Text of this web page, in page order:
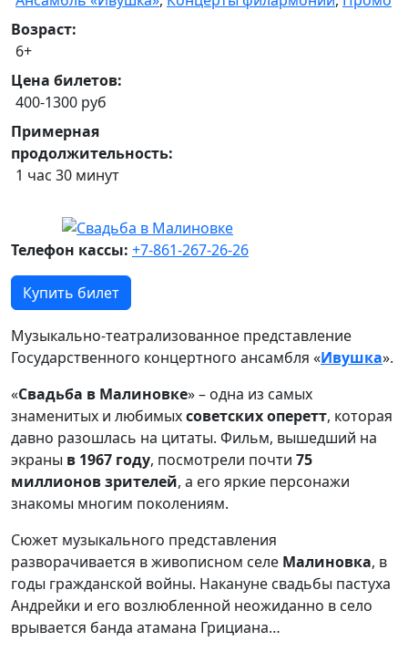
Возраст:
6+
Цена билетов:
400-1300 руб
Примерная
продолжительность:
1 час 30 минут
Телефон кассы: +7-861-267-26-26
Купить билет
Музыкально-театрализованное представление
Государственного концертного ансамбля «Ивушка».
«Свадьба в Малиновке» – одна из самых
знаменитых и любимыхсоветских оперетт, которая
давно разошлась на цитаты. Фильм, вышедший на
экраны в 1967 году, посмотрели почти 75
миллионов зрителей, а его яркие персонажи
знакомы многим поколениям.
Сюжет музыкального представления
разворачивается в живописном селе Малиновка, в
годы гражданской войны. Накануне свадьбы пастуха
Андрейки и его возлюбленной неожиданно в село
врывается банда атамана Грициана…